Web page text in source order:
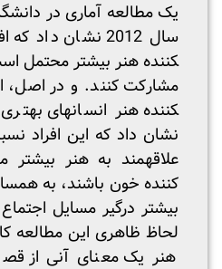
یک مطالعه آماری در
کننده هنر بیشتر محتمل
کننده هنر انسان­های
نشان داد که این افراد
علاقه­مند به هنر
کننده خون باشند، به
بیشتر درگیر مسایل
لحاظ ظاهری این مطالعه